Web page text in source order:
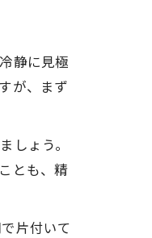
静に見極
が、まず
しょう。
とも、精
片付いて